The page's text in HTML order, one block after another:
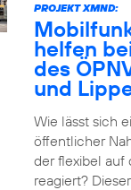
PROJEKT XMND:
helfen
des
und
Wie lässt sich
öffentlicher
der flexibel auf
reagiert?